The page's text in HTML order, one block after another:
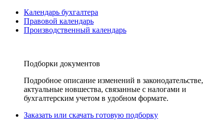
Календарь бухгалтера
Правовой календарь
Производственный календарь
Подборки документов
Подробное описание изменений в законодательстве,
актуальные новшества, связанные с налогами и
бухгалтерским учетом в удобном формате.
Заказать или скачать готовую подборку